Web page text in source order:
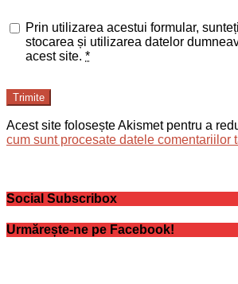
Prin utilizarea acestui formular,
stocarea și utilizarea datelor
acest site. *
Trimite
Acest site folosește Akismet pentru a
cum sunt procesate datele comentariilor
Social Subscribox
Urmărește-ne pe Facebook!